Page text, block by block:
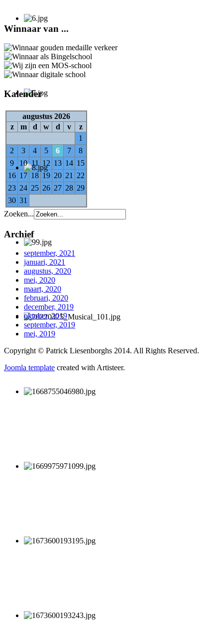
Winnaar van ...
Kalender
augustus 2026
z
m d w d v
z
1
2
3 4 5 6 7
8
9
10 11 12 13 14 15
16 17 18 19 20 21
22
23 24 25 26 27 28 29
30 31
Zoeken...
Archief
september, 2021
januari, 2021
augustus, 2020
mei, 2020
maart, 2020
februari, 2020
december, 2019
oktober, 2019
september, 2019
mei, 2019
Copyright © Patrick Liesenborghs 2014. All Rights Reserved.
Joomla template created with Artisteer.